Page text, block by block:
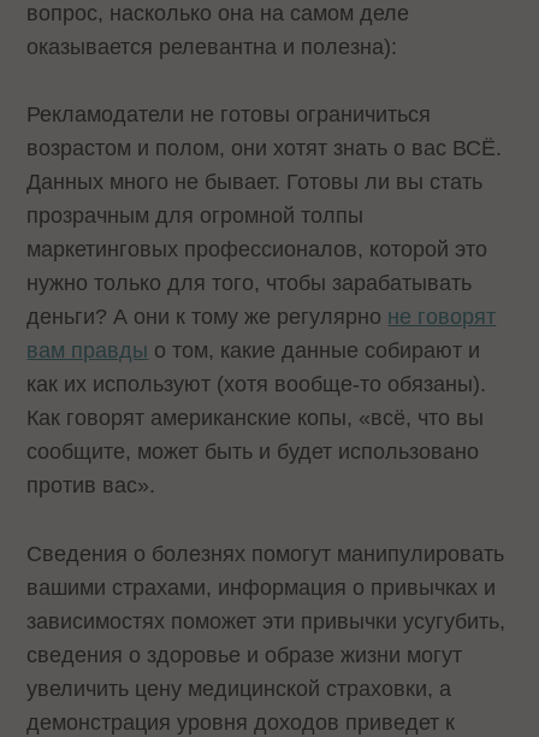
вопрос, насколько она на самом деле
оказывается релевантна и полезна):
Рекламодатели не готовы ограничиться
возрастом и полом, они хотят знать о вас ВСЁ.
Данных много не бывает. Готовы ли вы стать
прозрачным для огромной толпы
маркетинговых профессионалов, которой это
нужно только для того, чтобы зарабатывать
деньги? А они к тому же регулярно не говорят
вам правды о том, какие данные собирают и
как их используют (хотя вообще-то обязаны).
Как говорят американские копы, «всё, что вы
сообщите, может быть и будет использовано
против вас».
Сведения о болезнях помогут манипулировать
вашими страхами, информация о привычках и
зависимостях поможет эти привычки усугубить,
сведения о здоровье и образе жизни могут
увеличить цену медицинской страховки, а
демонстрация уровня доходов приведет к